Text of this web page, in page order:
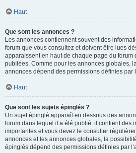
Haut
Que sont les annonces ?
Les annonces contiennent souvent des
forum que vous consultez et doivent être lues
apparaissent en haut de chaque page du forum
publiées. Comme pour les annonces globales,
annonces dépend des permissions définies par
Haut
Que sont les sujets épinglés ?
Un sujet épinglé apparaît en dessous des
forum dans lequel il a été publié. il contient des
importantes et vous devez le consulter
annonces et les annonces globales, la
épinglés dépend des permissions définies par